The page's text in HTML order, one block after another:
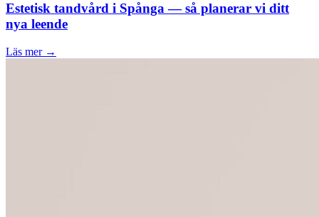
Estetisk tandvård i Spånga — så planerar vi ditt
nya leende
Läs mer →